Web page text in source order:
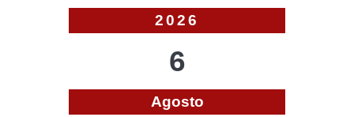
2026
6
Agosto